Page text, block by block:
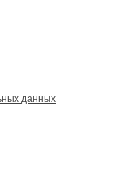
данных